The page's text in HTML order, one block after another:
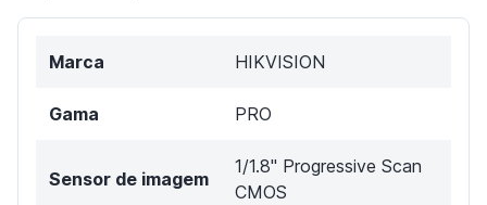
Marca HIKVISION
Gama PRO
Sensor de imagem
1/1.8" Progressive Scan
CMOS